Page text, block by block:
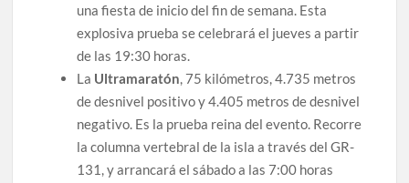
una fiesta de inicio del fin de semana. Esta
explosiva prueba se celebrará el jueves a partir
de las 19:30 horas.
La Ultramaratón, 75 kilómetros, 4.735 metros
de desnivel positivo y 4.405 metros de desnivel
negativo. Es la prueba reina del evento. Recorre
la columna vertebral de la isla a través del GR-
131, y arrancará el sábado a las 7:00 horas